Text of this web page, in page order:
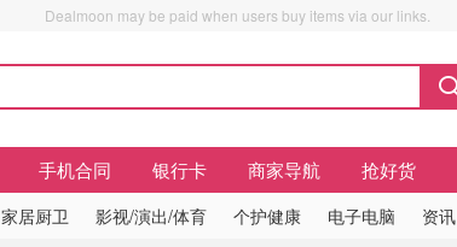
Dealmoon may be paid when users buy items via our links.
手机合同 银行卡 商家导航 抢好货
家居厨卫 影视/演出/体育 个护健康 电子电脑 资讯